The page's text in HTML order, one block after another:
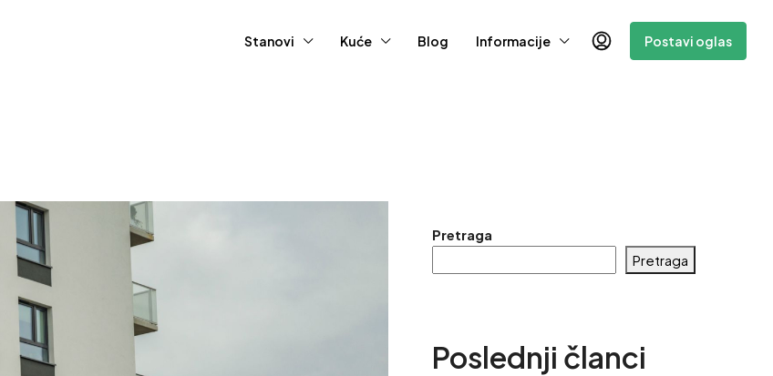
Stanovi Kuće Blog Informacije Postavi oglas
Pretraga
Pretraga
Poslednji članci